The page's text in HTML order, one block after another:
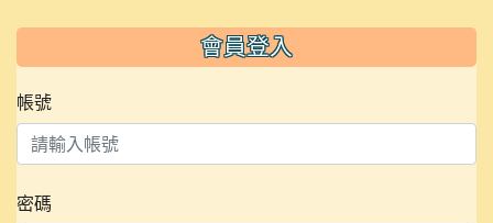
會員登入
帳號
密碼